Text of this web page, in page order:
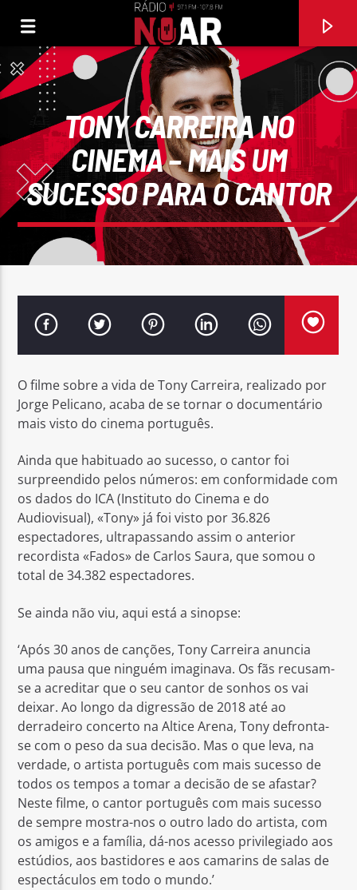
97.1FM E 107.8 FM
Rádio No ar
TONY CARREIRA NO
CINEMA – MAIS UM
SUCESSO PARA O CANTOR
O filme sobre a vida de Tony Carreira, realizado por
Jorge Pelicano, acaba de se tornar o documentário
mais visto do cinema português.
Ainda que habituado ao sucesso, o cantor foi
surpreendido pelos números: em conformidade com
os dados do ICA (Instituto do Cinema e do
Audiovisual), «Tony» já foi visto por 36.826
espectadores, ultrapassando assim o anterior
recordista «Fados» de Carlos Saura, que somou o
total de 34.382 espectadores.
Se ainda não viu, aqui está a sinopse:
‘Após 30 anos de canções, Tony Carreira anuncia
uma pausa que ninguém imaginava. Os fãs recusam-
se a acreditar que o seu cantor de sonhos os vai
deixar. Ao longo da digressão de 2018 até ao
derradeiro concerto na Altice Arena, Tony defronta-
se com o peso da sua decisão. Mas o que leva, na
verdade, o artista português com mais sucesso de
todos os tempos a tomar a decisão de se afastar?
Neste filme, o cantor português com mais sucesso
de sempre mostra-nos o outro lado do artista, com
os amigos e a família, dá-nos acesso privilegiado aos
estúdios, aos bastidores e aos camarins de salas de
espectáculos em todo o mundo.’